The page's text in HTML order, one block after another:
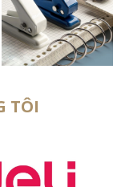
TÔI